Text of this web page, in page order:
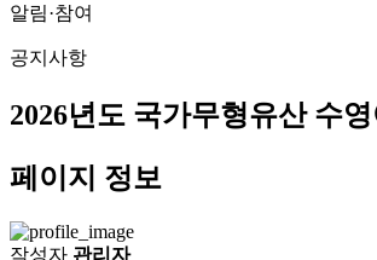
알림·참여
공지사항
2026년도 국가무형유산 수
페이지 정보
작성자 관리자